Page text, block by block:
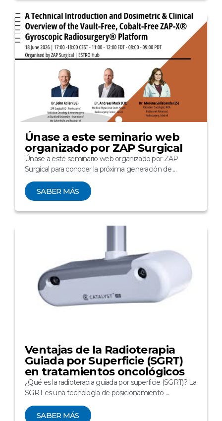
Únase a este seminario web
organizado por ZAP Surgical
Únase a este seminario web organizado por ZAP
Surgical para conocer la próxima generación de ...
SABER MÁS
Ventajas de la Radioterapia
Guiada por Superficie (SGRT)
en tratamientos oncológicos
¿Qué es la radioterapia guiada por superficie (SGRT)? La
SGRT es una tecnología de posicionamiento ...
SABER MÁS